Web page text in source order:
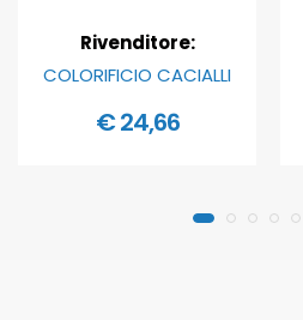
Rivenditore:
COLORIFICIO CACIALLI
€ 24,66